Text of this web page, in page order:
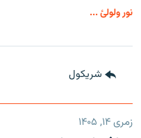
نور ولولئ ...
شريکول
زمری ۱۴, ۱۴۰۵